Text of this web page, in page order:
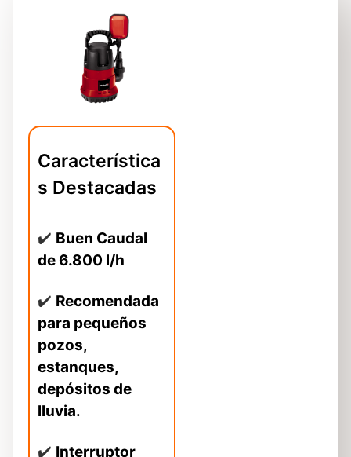
Característica
s Destacadas
✔️ Buen Caudal
de 6.800 l/h
✔️ Recomendada
para pequeños
pozos,
estanques,
depósitos de
lluvia.
✔️ Interruptor